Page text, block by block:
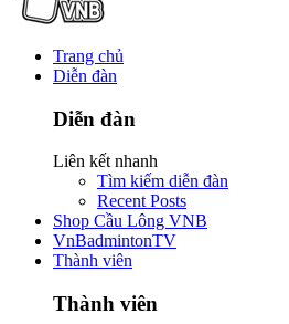
Trang chủ
Diễn đàn
Diễn đàn
Liên kết nhanh
Tìm kiếm diễn đàn
Recent Posts
Shop Cầu Lông VNB
VnBadmintonTV
Thành viên
Thành viên